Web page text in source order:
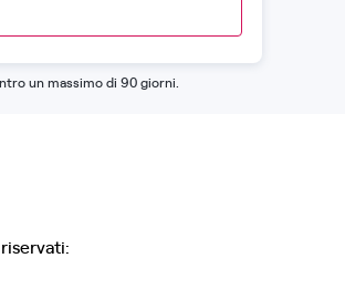
un massimo di 90 giorni.